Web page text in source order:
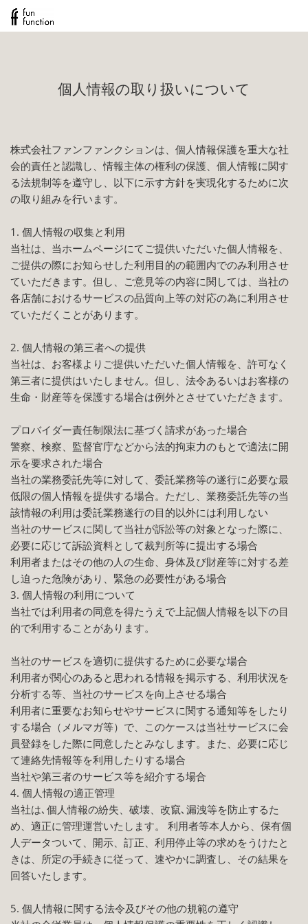
個人情報の取り扱いについて
株式会社ファンファンクションは、個人情報保護を重大な社
会的責任と認識し、情報主体の権利の保護、個人情報に関す
る法規制等を遵守し、以下に示す方針を実現化するために次
の取り組みを行います。
1. 個人情報の収集と利用
当社は、当ホームページにてご提供いただいた個人情報を、
ご提供の際にお知らせした利用目的の範囲内でのみ利用させ
ていただきます。但し、ご意見等の内容に関しては、当社の
各店舗におけるサービスの品質向上等の対応の為に利用させ
ていただくことがあります。
2. 個人情報の第三者への提供
当社は、お客様よりご提供いただいた個人情報を、許可なく
第三者に提供はいたしません。但し、法令あるいはお客様の
生命・財産等を保護する場合は例外とさせていただきます。
プロバイダー責任制限法に基づく請求があった場合
警察、検察、監督官庁などから法的拘束力のもとで適法に開
示を要求された場合
当社の業務委託先等に対して、委託業務等の遂行に必要な最
低限の個人情報を提供する場合。ただし、業務委託先等の当
該情報の利用は委託業務遂行の目的以外には利用しない
当社のサービスに関して当社が訴訟等の対象となった際に、
必要に応じて訴訟資料として裁判所等に提出する場合
利用者またはその他の人の生命、身体及び財産等に対する差
し迫った危険があり、緊急の必要性がある場合
3. 個人情報の利用について
当社では利用者の同意を得たうえで上記個人情報を以下の目
的で利用することがあります。
当社のサービスを適切に提供するために必要な場合
利用者が関心のあると思われる情報を掲示する、利用状況を
分析する等、当社のサービスを向上させる場合
利用者に重要なお知らせやサービスに関する通知等をしたり
する場合（メルマガ等）で、このケースは当社サービスに会
員登録をした際に同意したとみなします。また、必要に応じ
て連絡先情報等を利用したりする場合
当社や第三者のサービス等を紹介する場合
4. 個人情報の適正管理
当社は､個人情報の紛失、破壊、改竄､漏洩等を防止するた
め、適正に管理運営いたします。 利用者等本人から、保有個
人データついて、開示、訂正、利用停止等の求めをうけたと
きは、所定の手続きに従って、速やかに調査し、その結果を
回答いたします。
5. 個人情報に関する法令及びその他の規範の遵守